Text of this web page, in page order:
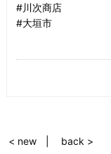
#川次商店
#大垣市
< new back >